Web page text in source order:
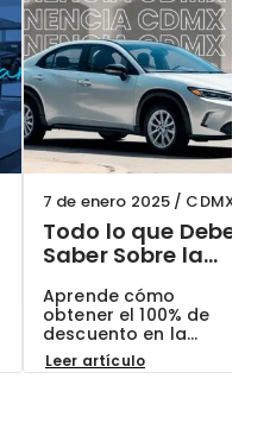
7 de enero 2025 / CDMX
Todo lo que Debes
Saber Sobre la
CDMX 2025
Aprende cómo
obtener el 100% de
descuento en la
tenencia en CDMX
2025. Sigue los pasos
Leer artículo